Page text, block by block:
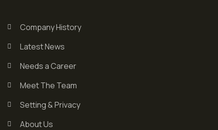
Company History
Latest News
Needs a Career
Meet The Team
Setting & Privacy
About Us